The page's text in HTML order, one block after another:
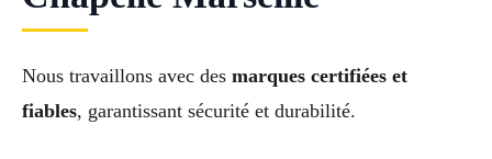
Nous travaillons avec des marques certifiées et
fiables, garantissant sécurité et durabilité.